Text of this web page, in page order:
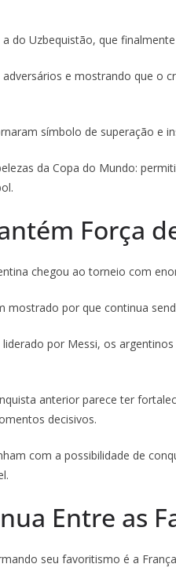
do Uzbequistão, que
e mostrando que o
símbolo de superação e
da Copa do Mundo:
Força
chegou ao torneio com
mostrado por que continua
por Messi, os
anterior parece ter
decisivos.
com a possibilidade de
Entre as
seu favoritismo é a